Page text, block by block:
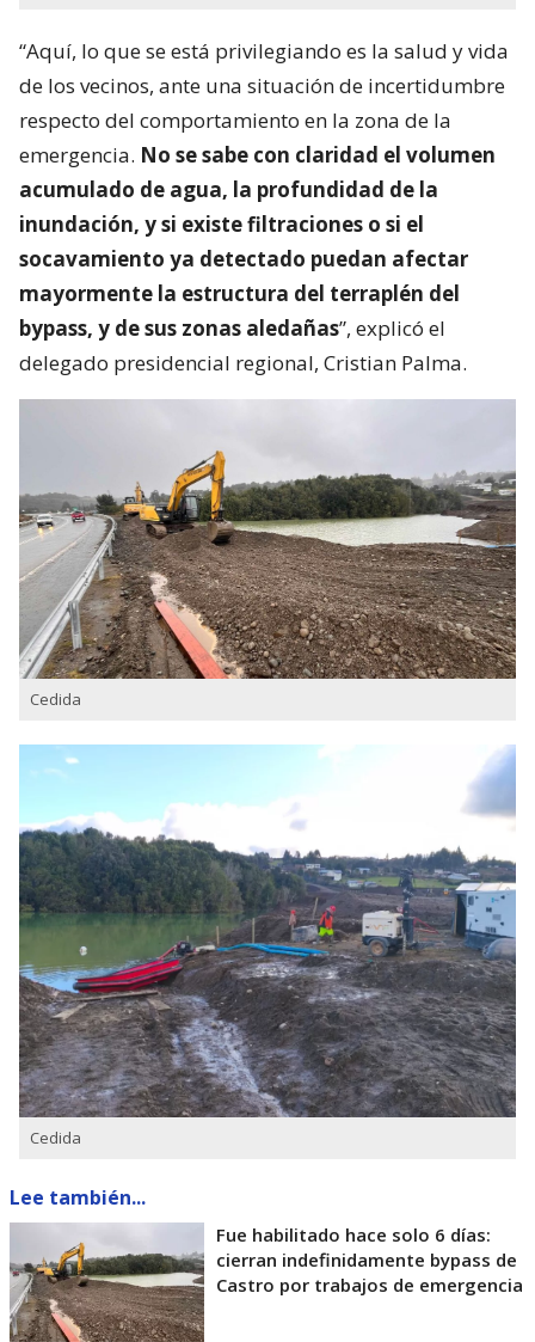
“Aquí, lo que se está privilegiando es la salud y vida
de los vecinos, ante una situación de incertidumbre
respecto del comportamiento en la zona de la
emergencia. No se sabe con claridad el volumen
acumulado de agua, la profundidad de la
inundación, y si existe filtraciones o si el
socavamiento ya detectado puedan afectar
mayormente la estructura del terraplén del
bypass, y de sus zonas aledañas”, explicó el
delegado presidencial regional, Cristian Palma.
Cedida
Cedida
Lee también...
Fue habilitado hace solo 6 días:
cierran indefinidamente bypass de
Castro por trabajos de emergencia